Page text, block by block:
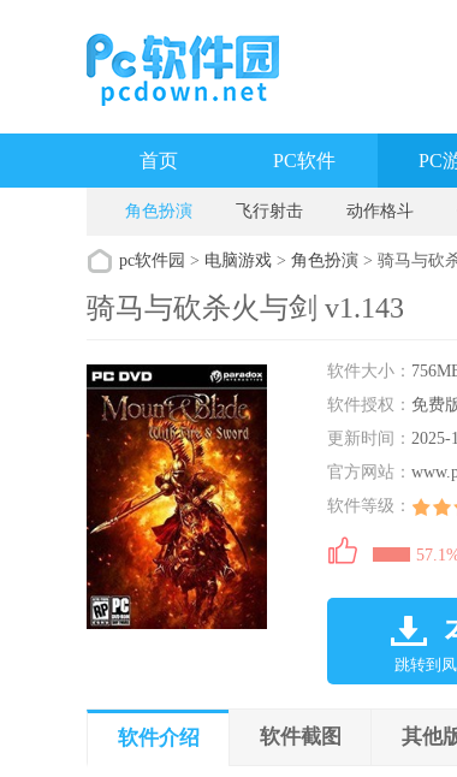
首页 PC软件 PC
角色扮演 飞行射击 动作格斗
pc软件园 > 电脑游戏 > 角色扮演 > 骑马与砍
骑马与砍杀火与剑 v1.143
软件大小：
软件授权： 免费
更新时间： 2025-
官方网站：
软件等级：
跳转到
软件介绍 软件截图 其他